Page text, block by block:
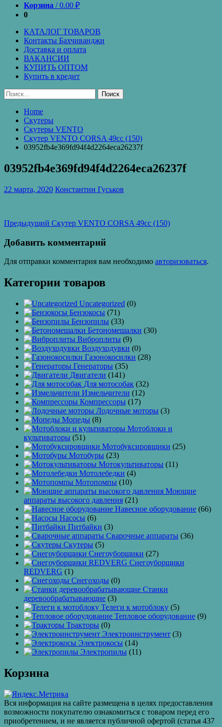
Корзина /0.00 ₽
0
КАТАЛОГ ТОВАРОВ
Контакты Бахчиванджи
Доставка и оплата
ВАКАНСИИ
КУПИТЬ ОПТОМ
Купить в кредит
Найти:
Home
Скутеры
Скутеры VENTO
Скутер VENTO CORSA 49cc (150)
03952fb4e369fd94f4d2264eca26237f
03952fb4e369fd94f4d2264eca26237f
22 марта, 2020 Константин Гуськов
Навигация
по
записям
Предыдущий Предыдущая
Скутер VENTO CORSA 49cc (150)
Добавить комментарий
Для отправки комментария вам необходимо авторизоваться.
Категории товаров
Uncategorized (0)
Бензокосы (71)
Бензопилы (33)
Бетономешалки (30)
Виброплиты (9)
Воздуходувки (0)
Газонокосилки (28)
Генераторы (35)
Двигатели (141)
Для мотособак (32)
Измельчители (12)
Компрессоры (17)
Лодочные моторы (3)
Мопеды (8)
Мотоблоки и
культиваторы (51)
Мотобуксировщики (25)
Мотобуры (23)
Мотокультиваторы (11)
Мотолебедки (4)
Мотопомпы (10)
Моющие
аппараты высокого давления (21)
Навесное оборудование (66)
Насосы (6)
Питбайки (3)
Сварочные аппараты (36)
Скутеры (5)
Снегоуборщики (27)
Снегоуборщики
REDVERG (1)
Снегоходы (0)
Станки
деревообрабатывающие (3)
Телеги к мотоблоку (5)
Тепловое оборудование (9)
Тракторы (0)
Электроинструмент (3)
Электрокосы (14)
Электропилы (11)
Корзина
Вся информация на сайте размещена в целях предоставления
возможности покупателю ознакомиться с товаром перед его
приобретением, и не является публичной офертой (статья 437